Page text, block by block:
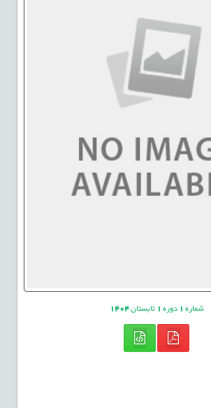
شماره1دوره1تابستان1404